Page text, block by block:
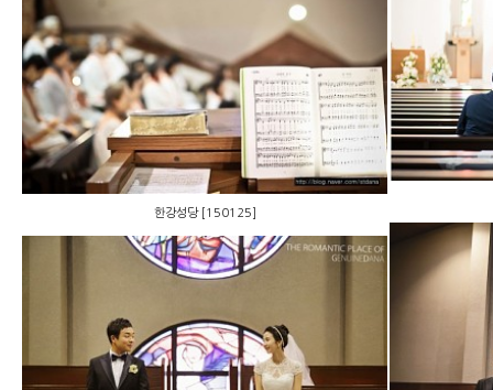
한강성당 [150125]
한강성당 [150125]
수서동성당 [160820]